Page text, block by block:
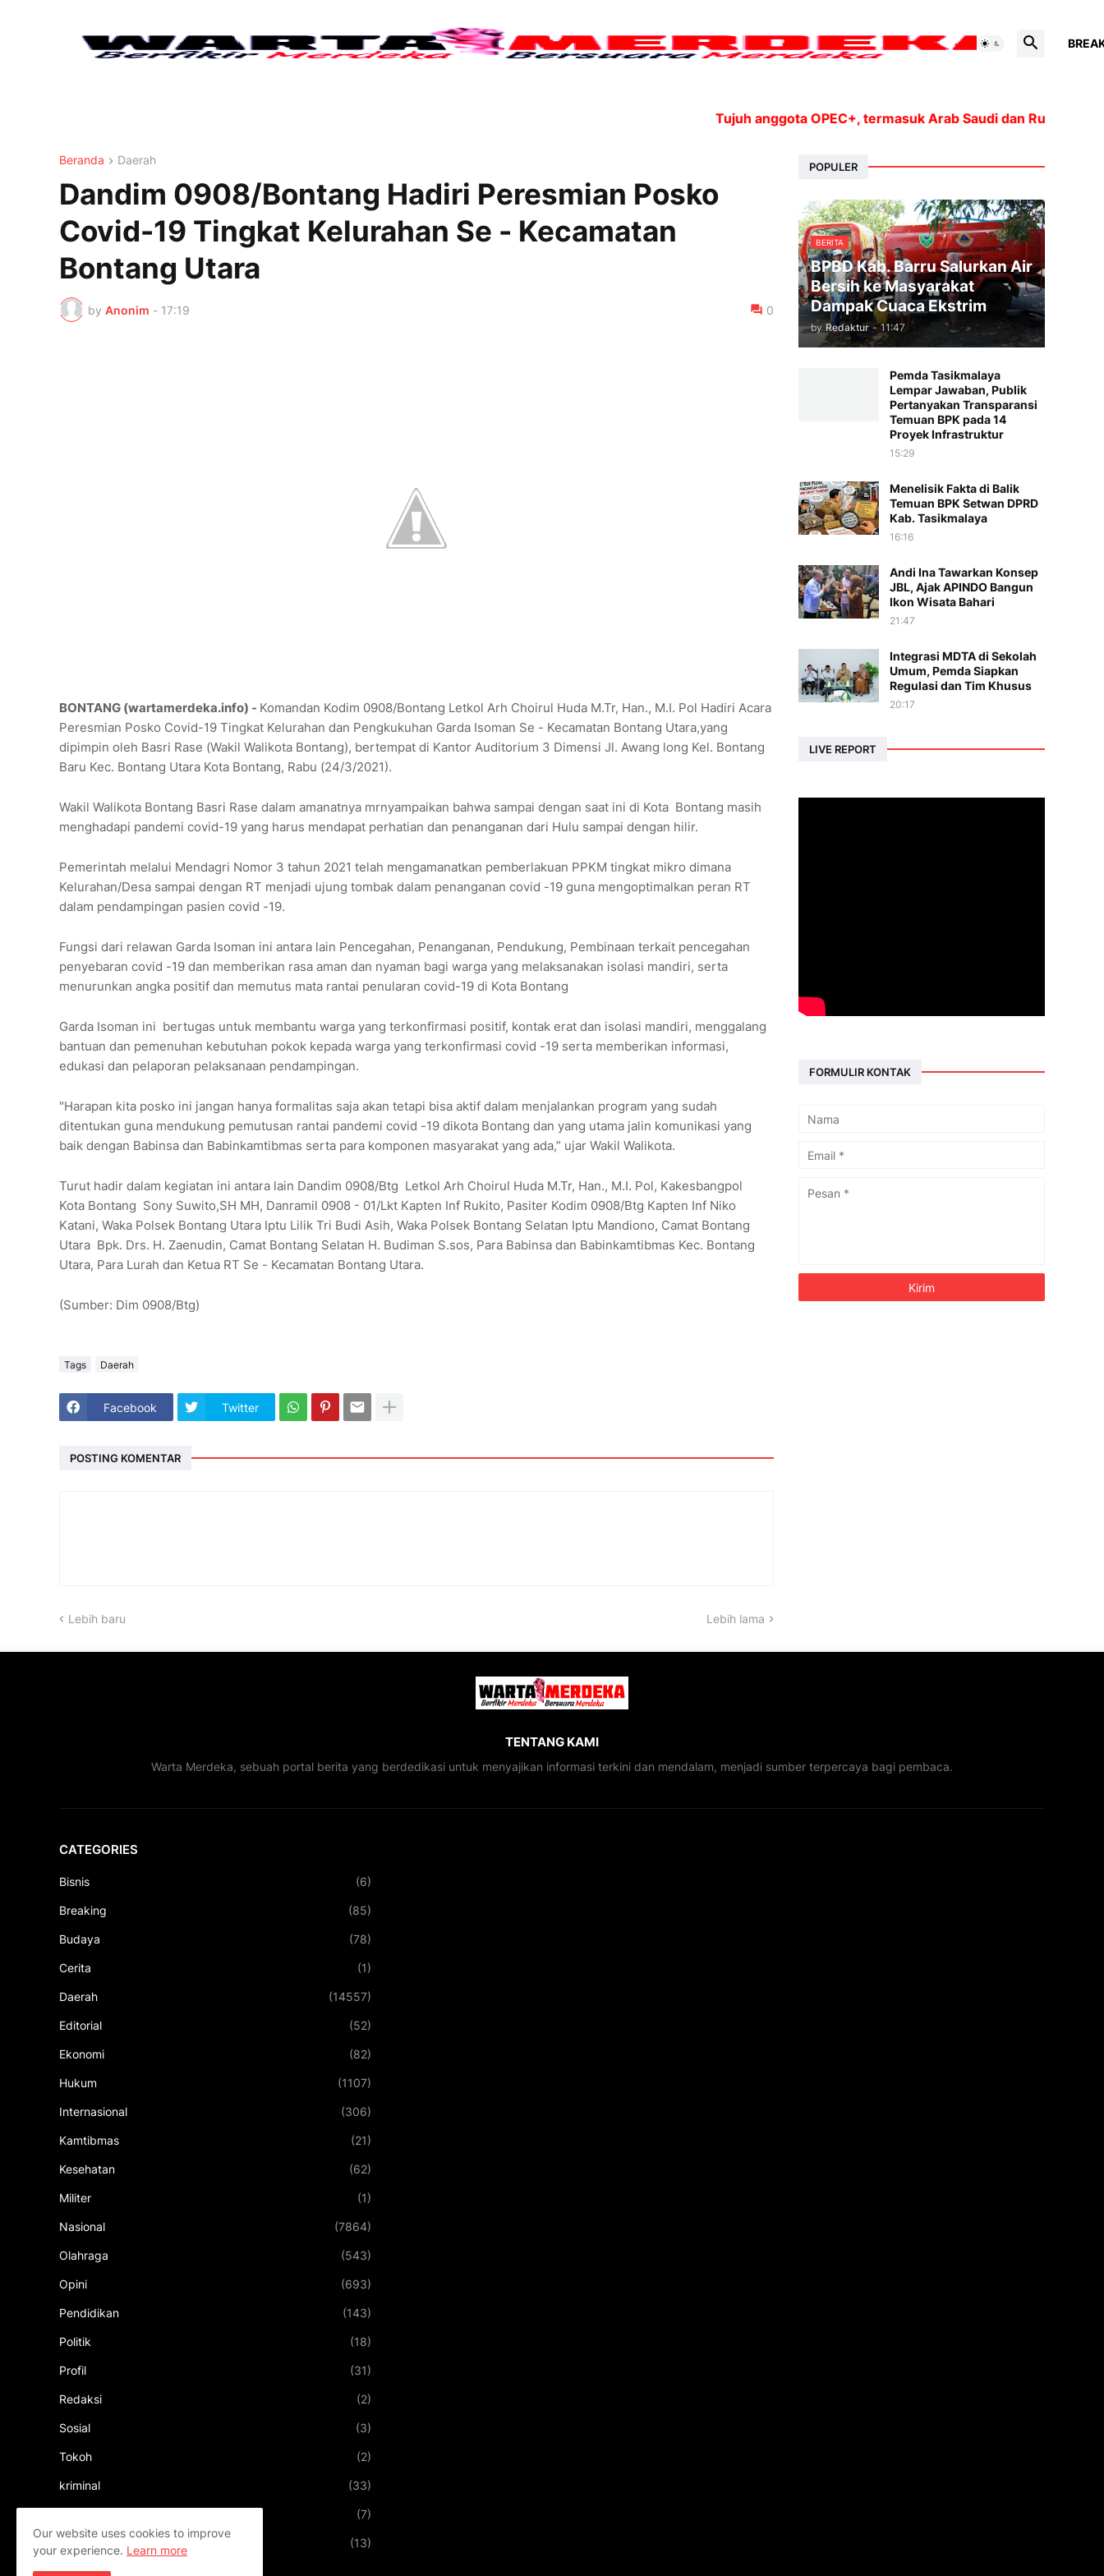
Tujuh anggota OPEC+, termasuk Arab Saudi dan Rusia, akan
Beranda Daerah
Dandim 0908/Bontang Hadiri Peresmian Posko
Covid-19 Tingkat Kelurahan Se - Kecamatan
Bontang Utara
by Anonim - 17:19 0
BONTANG (wartamerdeka.info) - Komandan Kodim 0908/Bontang Letkol Arh Choirul Huda M.Tr, Han., M.I. Pol Hadiri Acara
Peresmian Posko Covid-19 Tingkat Kelurahan dan Pengkukuhan Garda Isoman Se - Kecamatan Bontang Utara,yang
dipimpin oleh Basri Rase (Wakil Walikota Bontang), bertempat di Kantor Auditorium 3 Dimensi Jl. Awang long Kel. Bontang
Baru Kec. Bontang Utara Kota Bontang, Rabu (24/3/2021).
Wakil Walikota Bontang Basri Rase dalam amanatnya mrnyampaikan bahwa sampai dengan saat ini di Kota Bontang masih
menghadapi pandemi covid-19 yang harus mendapat perhatian dan penanganan dari Hulu sampai dengan hilir.
Pemerintah melalui Mendagri Nomor 3 tahun 2021 telah mengamanatkan pemberlakuan PPKM tingkat mikro dimana
Kelurahan/Desa sampai dengan RT menjadi ujung tombak dalam penanganan covid -19 guna mengoptimalkan peran RT
dalam pendampingan pasien covid -19.
Fungsi dari relawan Garda Isoman ini antara lain Pencegahan, Penanganan, Pendukung, Pembinaan terkait pencegahan
penyebaran covid -19 dan memberikan rasa aman dan nyaman bagi warga yang melaksanakan isolasi mandiri, serta
menurunkan angka positif dan memutus mata rantai penularan covid-19 di Kota Bontang
Garda Isoman ini bertugas untuk membantu warga yang terkonfirmasi positif, kontak erat dan isolasi mandiri, menggalang
bantuan dan pemenuhan kebutuhan pokok kepada warga yang terkonfirmasi covid -19 serta memberikan informasi,
edukasi dan pelaporan pelaksanaan pendampingan.
"Harapan kita posko ini jangan hanya formalitas saja akan tetapi bisa aktif dalam menjalankan program yang sudah
ditentukan guna mendukung pemutusan rantai pandemi covid -19 dikota Bontang dan yang utama jalin komunikasi yang
baik dengan Babinsa dan Babinkamtibmas serta para komponen masyarakat yang ada,” ujar Wakil Walikota.
Turut hadir dalam kegiatan ini antara lain Dandim 0908/Btg Letkol Arh Choirul Huda M.Tr, Han., M.I. Pol, Kakesbangpol
Kota Bontang Sony Suwito,SH MH, Danramil 0908 - 01/Lkt Kapten Inf Rukito, Pasiter Kodim 0908/Btg Kapten Inf Niko
Katani, Waka Polsek Bontang Utara Iptu Lilik Tri Budi Asih, Waka Polsek Bontang Selatan Iptu Mandiono, Camat Bontang
Utara Bpk. Drs. H. Zaenudin, Camat Bontang Selatan H. Budiman S.sos, Para Babinsa dan Babinkamtibmas Kec. Bontang
Utara, Para Lurah dan Ketua RT Se - Kecamatan Bontang Utara.
(Sumber: Dim 0908/Btg)
Tags Daerah
Facebook Twitter
POSTING KOMENTAR
Lebih baru Lebih lama
POPULER
BERITA
BPBD Kab. Barru Salurkan Air
Bersih ke Masyarakat
Dampak Cuaca Ekstrim
by Redaktur - 11:47
Pemda Tasikmalaya
Lempar Jawaban, Publik
Pertanyakan Transparansi
Temuan BPK pada 14
Proyek Infrastruktur
15:29
Menelisik Fakta di Balik
Temuan BPK Setwan DPRD
Kab. Tasikmalaya
16:16
Andi Ina Tawarkan Konsep
JBL, Ajak APINDO Bangun
Ikon Wisata Bahari
21:47
Integrasi MDTA di Sekolah
Umum, Pemda Siapkan
Regulasi dan Tim Khusus
20:17
LIVE REPORT
FORMULIR KONTAK
TENTANG KAMI
Warta Merdeka, sebuah portal berita yang berdedikasi untuk menyajikan informasi terkini dan mendalam, menjadi sumber terpercaya bagi pembaca.
CATEGORIES
Bisnis (6)
Breaking (85)
Budaya (78)
Cerita (1)
Daerah (14557)
Editorial (52)
Ekonomi (82)
Hukum (1107)
Internasional (306)
Kamtibmas (21)
Kesehatan (62)
Militer (1)
Nasional (7864)
Olahraga (543)
Opini (693)
Pendidikan (143)
Politik (18)
Profil (31)
Redaksi (2)
Sosial (3)
Tokoh (2)
kriminal (33)
(7)
pariwisata (13)
Our website uses cookies to improve
your experience. Learn more